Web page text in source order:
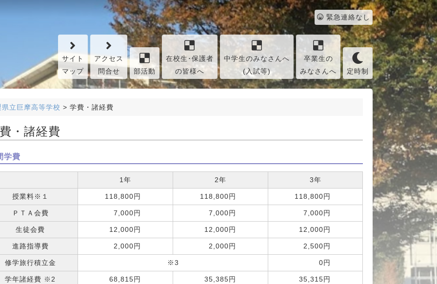
緊急連絡なし
サイト
マップ
アクセス
問合せ
部活動
在校生･保護者
の皆様へ
中学生のみなさんへ
(入試等)
卒業生の
みなさんへ
定時制
県立巨摩高等学校 > 学費・諸経費
・諸経費
学費
1年 2年 3年
授業料※１ 118,800円 118,800円 118,800円
ＰＴＡ会費 7,000円 7,000円 7,000円
生徒会費 12,000円 12,000円 12,000円
進路指導費 2,000円 2,000円 2,500円
修学旅行積立金 ※3 0円
学年諸経費 ※2 68,815円 35,385円 35,315円